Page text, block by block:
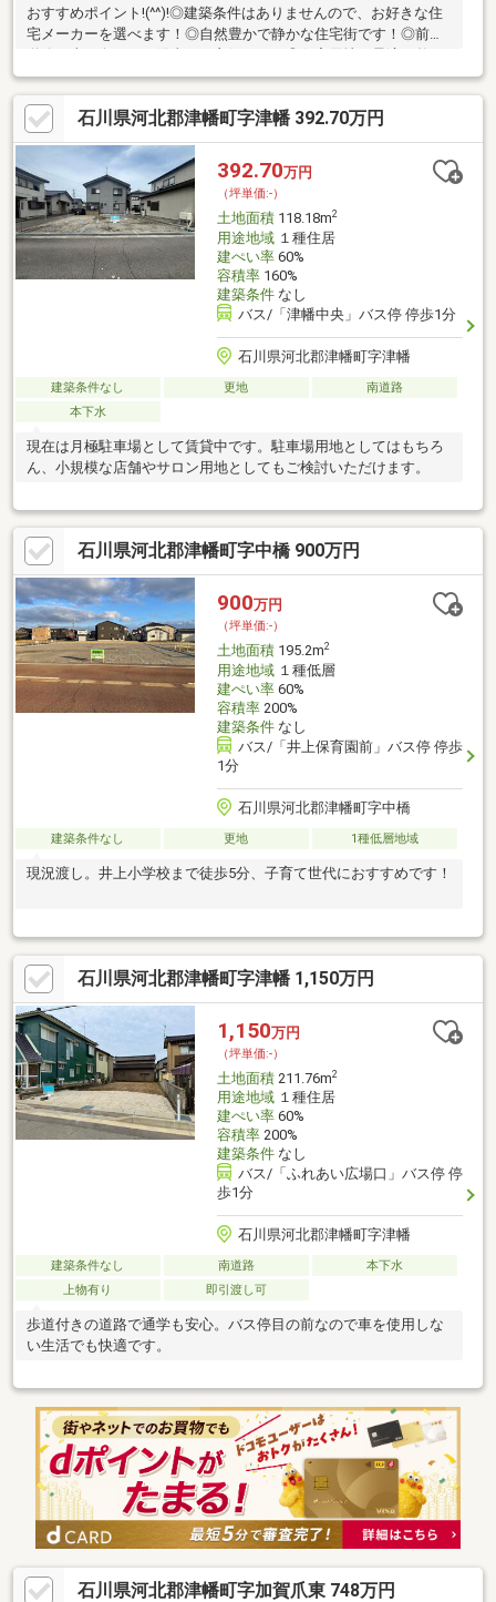
おすすめポイント!(^^)!◎建築条件はありませんので、お好きな住
宅メーカーを選べます！◎自然豊かで静かな住宅街です！◎前面
地です！
石川県河北郡津幡町字津幡 392.70万円
392.70万円
（坪単価:-）
土地面積118.18m2
用途地域１種住居
建ぺい率60%
容積率160%
建築条件なし
バス/「津幡中央」バス停 停歩1分
石川県河北郡津幡町字津幡
建築条件なし 更地
南道路
本下水
現在は月極駐車場として賃貸中です。駐車場用地としてはもちろ
ん、小規模な店舗やサロン用地としてもご検討いただけます。
石川県河北郡津幡町字中橋 900万円
900万円
（坪単価:-）
土地面積195.2m2
用途地域１種低層
建ぺい率60%
容積率200%
建築条件なし
バス/「井上保育園前」バス停 停歩
1分
石川県河北郡津幡町字中橋
建築条件なし 更地 1種低層地域
現況渡し。井上小学校まで徒歩5分、子育て世代におすすめです！
石川県河北郡津幡町字津幡 1,150万円
1,150万円
（坪単価:-）
土地面積211.76m2
用途地域１種住居
建ぺい率60%
容積率200%
建築条件なし
バス/「ふれあい広場口」バス停 停
歩1分
石川県河北郡津幡町字津幡
建築条件なし 南道路
本下水
上物有り
即引渡し可
歩道付きの道路で通学も安心。バス停目の前なので車を使用しな
い生活でも快適です。
石川県河北郡津幡町字加賀爪東 748万円